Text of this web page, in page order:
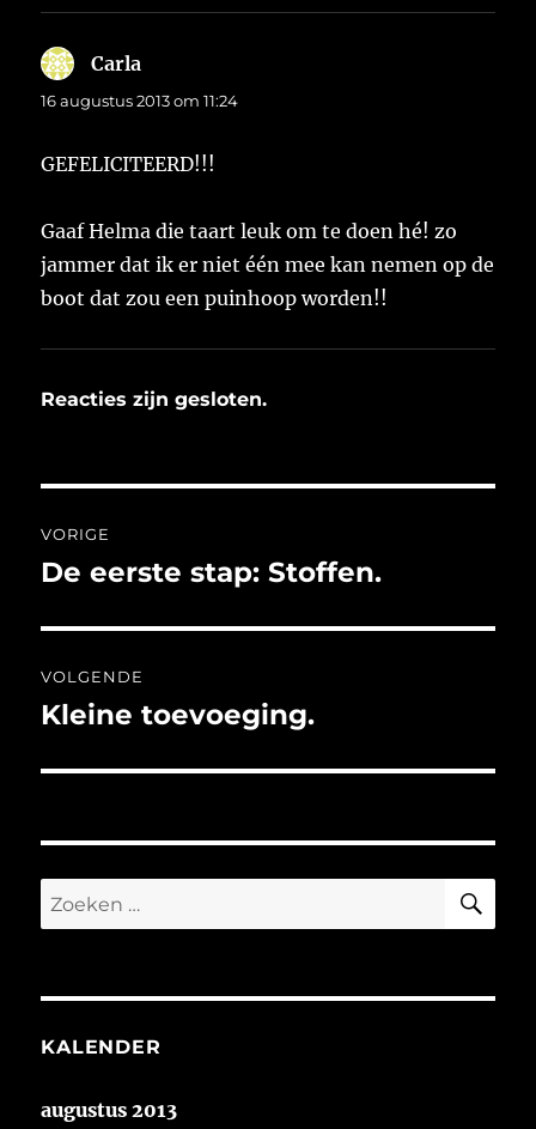
Carla
16 augustus 2013 om 11:24
GEFELICITEERD!!!
Gaaf Helma die taart leuk om te doen hé! zo
jammer dat ik er niet één mee kan nemen op de
boot dat zou een puinhoop worden!!
Reacties zijn gesloten.
navigatie
VORIGE
Vorig
De eerste stap: Stoffen.
VOLGENDE
Volgend
Kleine toevoeging.
Zoeken
naar:
KALENDER
augustus 2013